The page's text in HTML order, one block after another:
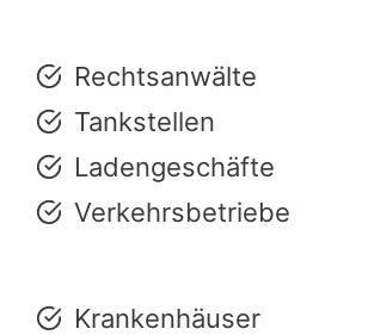
Rechtsanwälte
Tankstellen
Ladengeschäfte
Verkehrsbetriebe
Krankenhäuser